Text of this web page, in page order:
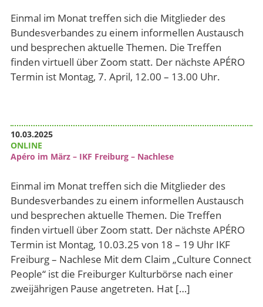
Einmal im Monat treffen sich die Mitglieder des
Bundesverbandes zu einem informellen Austausch
und besprechen aktuelle Themen. Die Treffen
finden virtuell über Zoom statt. Der nächste APÉRO
Termin ist Montag, 7. April, 12.00 – 13.00 Uhr.
10.03.2025
ONLINE
Apéro im März – IKF Freiburg – Nachlese
Einmal im Monat treffen sich die Mitglieder des
Bundesverbandes zu einem informellen Austausch
und besprechen aktuelle Themen. Die Treffen
finden virtuell über Zoom statt. Der nächste APÉRO
Termin ist Montag, 10.03.25 von 18 – 19 Uhr IKF
Freiburg – Nachlese Mit dem Claim „Culture Connect
People“ ist die Freiburger Kulturbörse nach einer
zweijährigen Pause angetreten. Hat […]